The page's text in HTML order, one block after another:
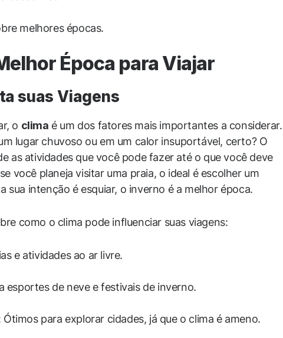
melhores épocas.
Época para Viajar
suas Viagens
o clima é um dos fatores mais importantes a considerar.
lugar chuvoso ou em um calor insuportável, certo? O
as atividades que você pode fazer até o que você deve
você planeja visitar uma praia, o ideal é escolher um
sua intenção é esquiar, o inverno é a melhor época.
como o clima pode influenciar suas viagens:
e atividades ao ar livre.
esportes de neve e festivais de inverno.
Ótimos para explorar cidades, já que o clima é ameno.